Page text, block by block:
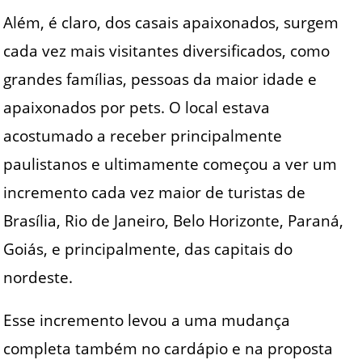
Além, é claro, dos casais apaixonados, surgem
cada vez mais visitantes diversificados, como
grandes famílias, pessoas da maior idade e
apaixonados por pets. O local estava
acostumado a receber principalmente
paulistanos e ultimamente começou a ver um
incremento cada vez maior de turistas de
Brasília, Rio de Janeiro, Belo Horizonte, Paraná,
Goiás, e principalmente, das capitais do
nordeste.
Esse incremento levou a uma mudança
completa também no cardápio e na proposta